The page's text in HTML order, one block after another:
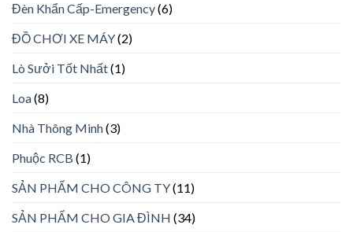
Đèn Khẩn Cấp-Emergency(6)
ĐỒ CHƠI XE MÁY(2)
Lò Sưởi Tốt Nhất(1)
Loa(8)
Nhà Thông Minh(3)
Phuộc RCB (1)
SẢN PHẨM CHO CÔNG TY(11)
SẢN PHẨM CHO GIA ĐÌNH (34)